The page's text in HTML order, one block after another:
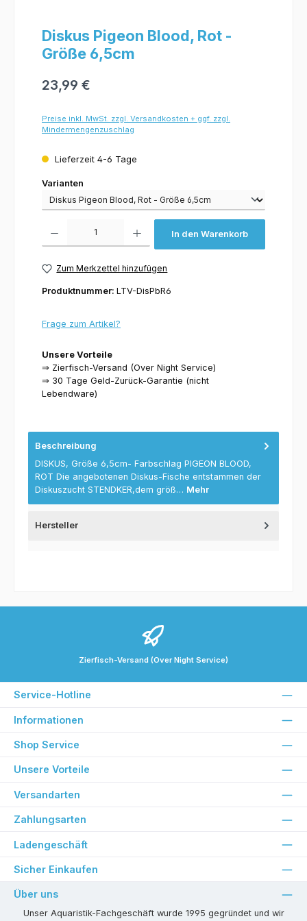
Diskus Pigeon Blood, Rot -
Größe 6,5cm
23,99 €
Preise inkl. MwSt. zzgl. Versandkosten + ggf. zzgl.
Mindermengenzuschlag
Lieferzeit 4-6 Tage
Varianten
Varianten
In den Warenkorb
Zum Merkzettel hinzufügen
Produktnummer: LTV-DisPbR6
Frage zum Artikel?
Unsere Vorteile
⇒ Zierfisch-Versand (Over Night Service)
⇒ 30 Tage Geld-Zurück-Garantie (nicht
Lebendware)
Beschreibung
DISKUS, Größe 6,5cm- Farbschlag PIGEON BLOOD,
ROT Die angebotenen Diskus-Fische entstammen der
Diskuszucht STENDKER,dem größ… Mehr
Hersteller
Zierfisch-Versand (Over Night Service)
Service-Hotline
Informationen
Shop Service
Unsere Vorteile
Versandarten
Zahlungsarten
Ladengeschäft
Sicher Einkaufen
Über uns
Unser Aquaristik-Fachgeschäft wurde 1995 gegründet und wir